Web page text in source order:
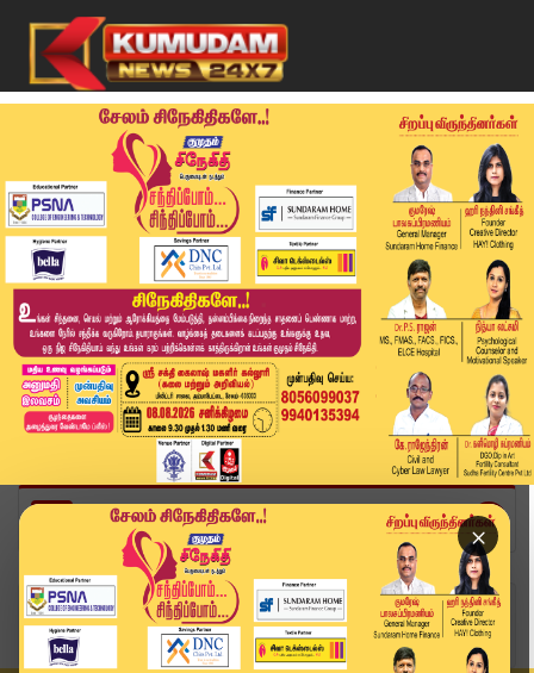
×
Home
தமிழ்நாடு
நகை பிரியர்களுக்கு ஷாக் நியூஸ்.. தங்கம் விலை அத...